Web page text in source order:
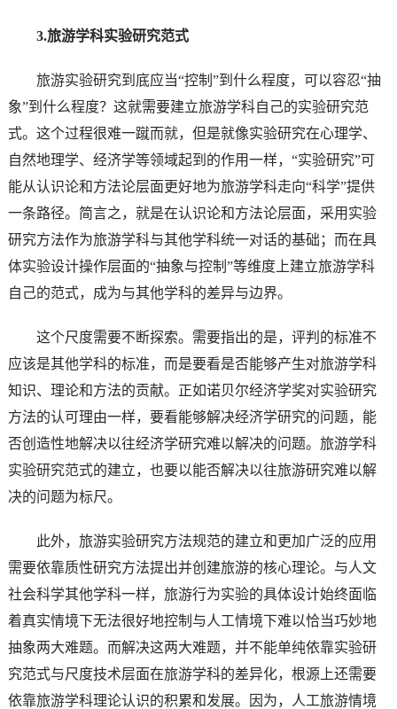
3.旅游学科实验研究范式
旅游实验研究到底应当“控制”到什么程度，可以容忍“抽
象”到什么程度？这就需要建立旅游学科自己的实验研究范
式。这个过程很难一蹴而就，但是就像实验研究在心理学、
自然地理学、经济学等领域起到的作用一样，“实验研究”可
能从认识论和方法论层面更好地为旅游学科走向“科学”提供
一条路径。简言之，就是在认识论和方法论层面，采用实验
研究方法作为旅游学科与其他学科统一对话的基础；而在具
体实验设计操作层面的“抽象与控制”等维度上建立旅游学科
自己的范式，成为与其他学科的差异与边界。
这个尺度需要不断探索。需要指出的是，评判的标准不
应该是其他学科的标准，而是要看是否能够产生对旅游学科
知识、理论和方法的贡献。正如诺贝尔经济学奖对实验研究
方法的认可理由一样，要看能够解决经济学研究的问题，能
否创造性地解决以往经济学研究难以解决的问题。旅游学科
实验研究范式的建立，也要以能否解决以往旅游研究难以解
决的问题为标尺。
此外，旅游实验研究方法规范的建立和更加广泛的应用
需要依靠质性研究方法提出并创建旅游的核心理论。与人文
社会科学其他学科一样，旅游行为实验的具体设计始终面临
着真实情境下无法很好地控制与人工情境下难以恰当巧妙地
抽象两大难题。而解决这两大难题，并不能单纯依靠实验研
究范式与尺度技术层面在旅游学科的差异化，根源上还需要
依靠旅游学科理论认识的积累和发展。因为，人工旅游情境